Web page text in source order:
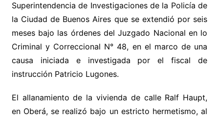
Superintendencia de Investigaciones de la Policía de
la Ciudad de Buenos Aires que se extendió por seis
meses bajo las órdenes del Juzgado Nacional en lo
Criminal y Correccional N° 48, en el marco de una
causa iniciada e investigada por el fiscal de
instrucción Patricio Lugones.
El allanamiento de la vivienda de calle Ralf Haupt,
en Oberá, se realizó bajo un estricto hermetismo, al